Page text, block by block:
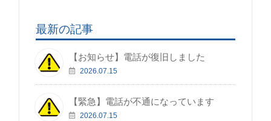
最新の記事
【お知らせ】電話が復旧しました
2026.07.15
【緊急】電話が不通になっています
2026.07.15